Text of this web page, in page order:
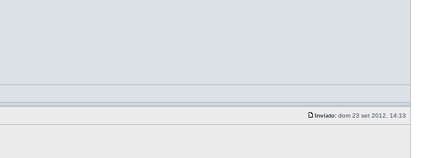
Inviato: dom 23 set 2012, 14:13